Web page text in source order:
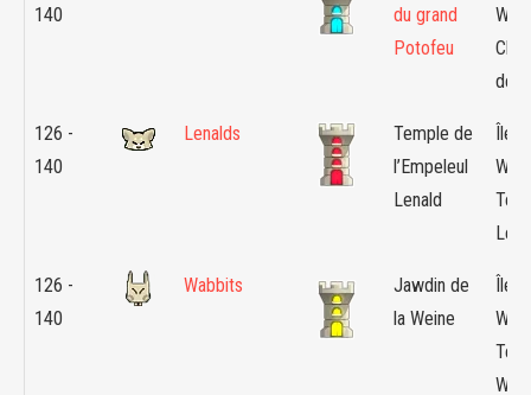
140
du grand
Potofeu
126 -
140
Lenalds
Temple de
l’Empeleul
Lenald
Île
126 -
140
Wabbits
Jawdin de
la Weine
Île